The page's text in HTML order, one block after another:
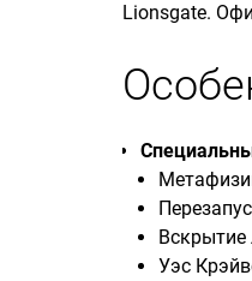
Lionsgate.
Вскрытие
Уэс